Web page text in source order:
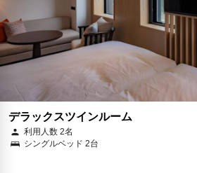
デラックスツインルーム
利用人数 2名
シングルベッド 2台